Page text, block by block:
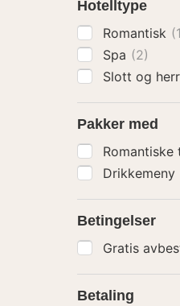
Hotelltype
Romantisk
Spa (2)
Slott og
Pakker med
Romantiske
Drikkemeny
Betingelser
Gratis
Betaling